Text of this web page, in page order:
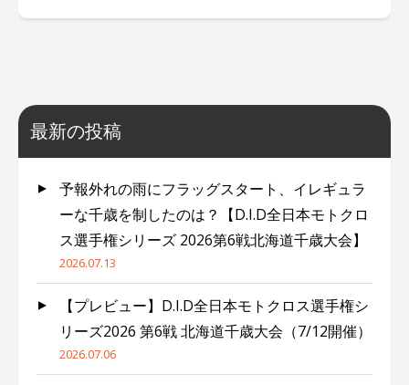
最新の投稿
予報外れの雨にフラッグスタート、イレギュラ
ーな千歳を制したのは？【D.I.D全日本モトクロ
ス選手権シリーズ 2026第6戦北海道千歳大会】
2026.07.13
【プレビュー】D.I.D全日本モトクロス選手権シ
リーズ2026 第6戦 北海道千歳大会（7/12開催）
2026.07.06